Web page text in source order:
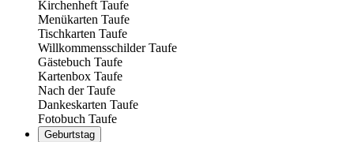
Kirchenheft Taufe
Menükarten Taufe
Tischkarten Taufe
Willkommensschilder Taufe
Gästebuch Taufe
Kartenbox Taufe
Nach der Taufe
Dankeskarten Taufe
Fotobuch Taufe
Geburtstag